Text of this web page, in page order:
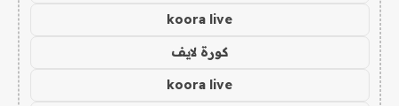
koora live
كورة لايف
koora live